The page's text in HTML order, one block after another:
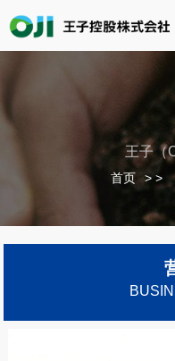
王子（
首页 >